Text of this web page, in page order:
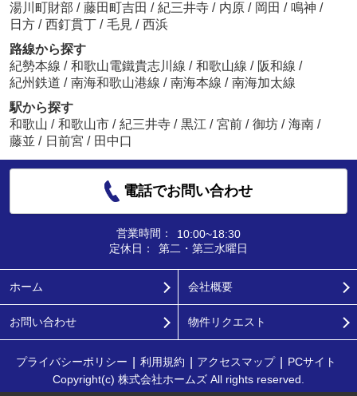
湯川町財部 / 藤田町吉田 / 紀三井寺 / 内原 / 岡田 / 鳴神 /
日方 / 西釘貫丁 / 毛見 / 西浜
路線から探す
紀勢本線 / 和歌山電鐵貴志川線 / 和歌山線 / 阪和線 /
紀州鉄道 / 南海和歌山港線 / 南海本線 / 南海加太線
駅から探す
和歌山 / 和歌山市 / 紀三井寺 / 黒江 / 宮前 / 御坊 / 海南 /
藤並 / 日前宮 / 田中口
電話でお問い合わせ
営業時間：
10:00~18:30
定休日：
第二・第三水曜日
ホーム 会社概要
お問い合わせ 物件リクエスト
プライバシーポリシー 利用規約 アクセスマップ
PCサイト
Copyright(c) 株式会社ホームズ All rights reserved.